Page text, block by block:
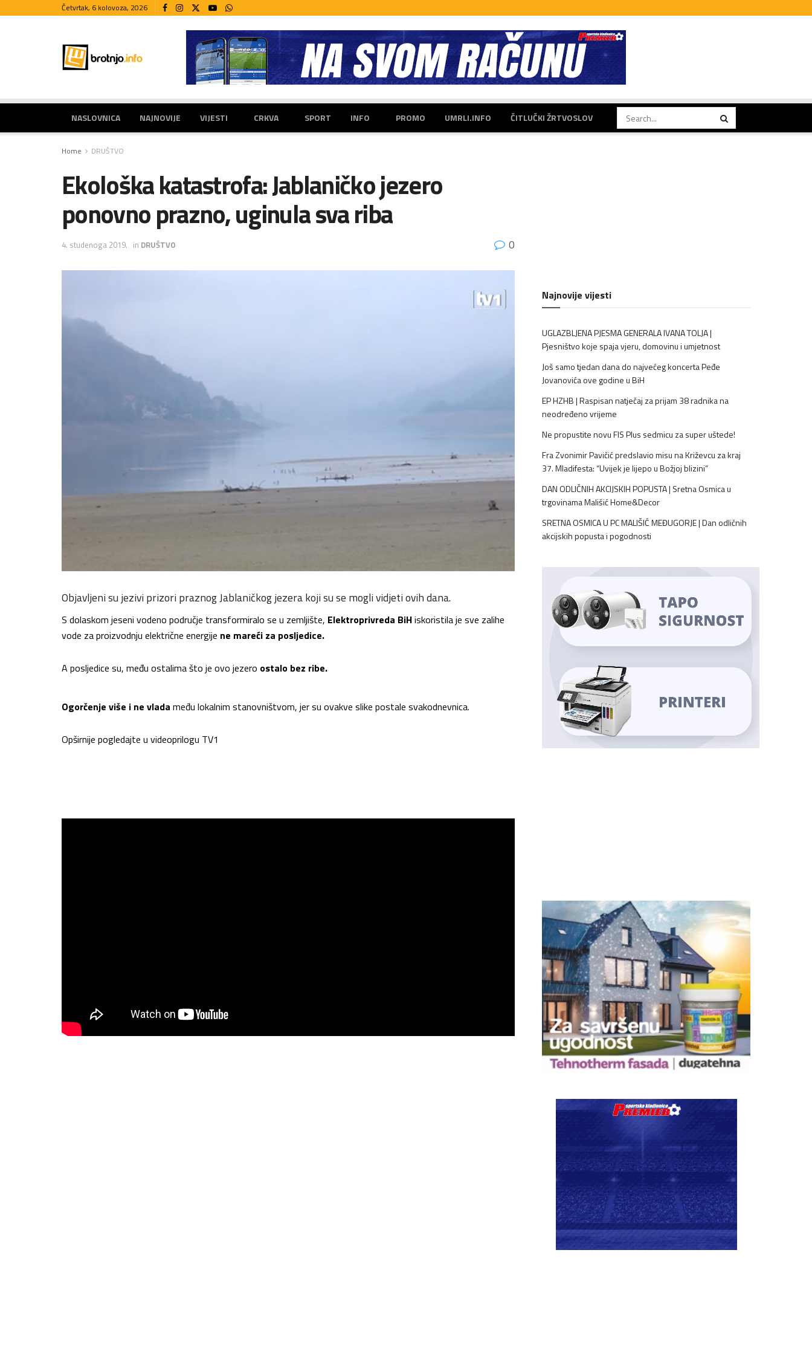
Četvrtak, 6 kolovoza, 2026
NASLOVNICA NAJNOVIJE VIJESTI CRKVA SPORT INFO PROMO UMRLI.INFO ČITLUČKI ŽRTVOSLOV
Home DRUŠTVO
Ekološka katastrofa: Jablaničko jezero
ponovno prazno, uginula sva riba
4. studenoga 2019. in DRUŠTVO 0
Objavljeni su jezivi prizori praznog Jablaničkog jezera koji su se mogli vidjeti ovih dana.
S dolaskom jeseni vodeno područje transformiralo se u zemljište, Elektroprivreda BiHiskoristila je sve zalihe
vode za proizvodnju električne energije ne mareći za posljedice.
A posljedice su, među ostalima što je ovo jezero ostalo bez ribe.
Ogorčenje više i ne vlada među lokalnim stanovništvom, jer su ovakve slike postale svakodnevnica.
Opširnije pogledajte u videoprilogu TV1
Najnovije vijesti
UGLAZBLJENA PJESMA GENERALA IVANA TOLJA |
Pjesništvo koje spaja vjeru, domovinu i umjetnost
Još samo tjedan dana do najvećeg koncerta Peđe
Jovanovića ove godine u BiH
EP HZHB | Raspisan natječaj za prijam 38 radnika na
neodređeno vrijeme
Ne propustite novu FIS Plus sedmicu za super uštede!
Fra Zvonimir Pavičić predslavio misu na Križevcu za kraj
37. Mladifesta: “Uvijek je lijepo u Božjoj blizini”
DAN ODLIČNIH AKCIJSKIH POPUSTA | Sretna Osmica u
trgovinama Mališić Home&Decor
SRETNA OSMICA U PC MALIŠIĆ MEĐUGORJE | Dan odličnih
akcijskih popusta i pogodnosti